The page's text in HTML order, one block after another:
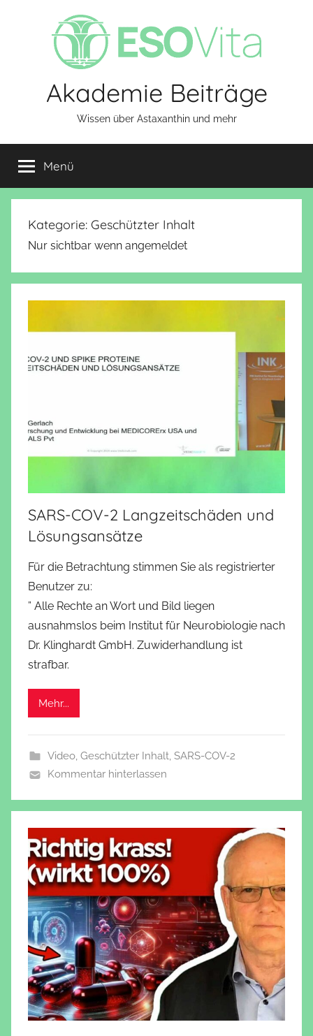
Akademie Beiträge
Wissen über Astaxanthin und mehr
Menü
Kategorie: Geschützter Inhalt
Nur sichtbar wenn angemeldet
SARS-COV-2 Langzeitschäden und
Lösungsansätze
Für die Betrachtung stimmen Sie als registrierter
Benutzer zu:
” Alle Rechte an Wort und Bild liegen
ausnahmslos beim Institut für Neurobiologie nach
Dr. Klinghardt GmbH. Zuwiderhandlung ist
strafbar.
Mehr...
Video, Geschützter Inhalt, SARS-COV-2
Kommentar hinterlassen